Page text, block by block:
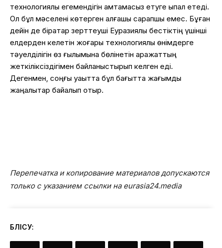
технологиялық егемендігін қамтамасыз етуге ықпал етеді.
Ол бұл мәселені көтерген алғашқы сарапшы емес. Бұған
дейін де бірқатар зерттеуші Еуразиялық бестіктің үшінші
елдерден келетін жоғары технологиялы өнімдерге
тәуелділігін өз ғылымына бөлінетін қаражаттың
жеткіліксіздігімен байланыстырып келген еді.
Дегенмен, соңғы уақытта бұл бағытта жағымды
жаңалықтар байқалып отыр.
Перепечатка и копирование материалов допускаются
только с указанием ссылки на eurasia24.media
БӨЛІСУ: